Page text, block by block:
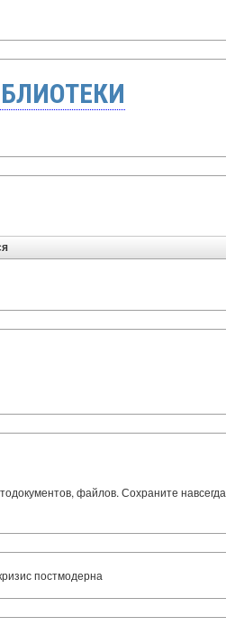
файлов. Сохраните
постмодерна